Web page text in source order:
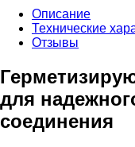
Описание
Технические
Отзывы
для
соединения